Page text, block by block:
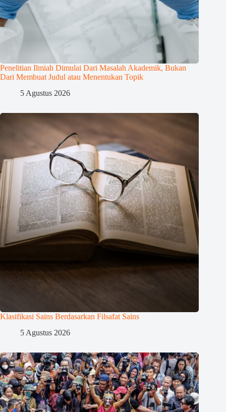
Penelitian Ilmiah Dimulai Dari Masalah Akademik, Bukan
Dari Membuat Judul atau Menentukan Topik
5 Agustus 2026
Klasifikasi Sains Berdasarkan Filsafat Sains
5 Agustus 2026